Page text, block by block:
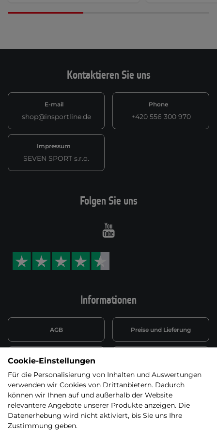
Kontaktieren Sie uns
E-mail
shop@insportline.de
Phone
+420 556 300 970
Impressum
SEVEN SPORT s.r.o.
Informationen
AGB Preise und Lieferung
Datenschutzerklärung
Wiederufsbelehrung mit Link
zum Formular
Batterieentsorgung
Informationen zu Elektro-
und Elektonikgeräten
Widerruf erklären
Folgen Sie uns
Youtube
Cookie-Einstellungen
Für die Personalisierung von Inhalten und Auswertungen
verwenden wir Cookies von Drittanbietern. Dadurch
können wir Ihnen auf und außerhalb der Website
relevantere Angebote unserer Produkte anzeigen. Die
Datenerhebung wird nicht aktiviert, bis Sie uns Ihre
Zustimmung geben.